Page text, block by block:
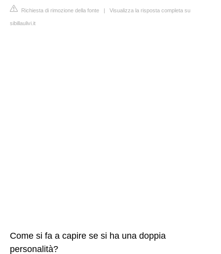
Richiesta di rimozione della fonte | Visualizza la risposta completa su
sibillaulivi.it
Come si fa a capire se si ha una doppia
personalità?